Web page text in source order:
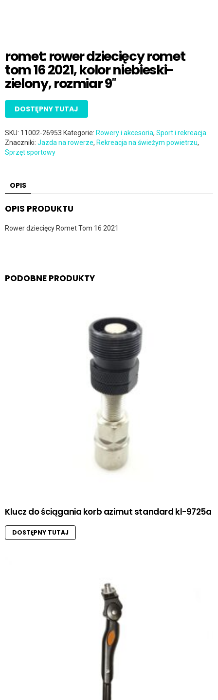
romet: rower dziecięcy romet
tom 16 2021, kolor niebieski-
zielony, rozmiar 9″
DOSTĘPNY TUTAJ
SKU: 11002-26953 Kategorie: Rowery i akcesoria, Sport i rekreacja
Znaczniki: Jazda na rowerze, Rekreacja na świeżym powietrzu,
Sprzęt sportowy
OPIS
OPIS PRODUKTU
Rower dziecięcy Romet Tom 16 2021
PODOBNE PRODUKTY
Klucz do ściągania korb azimut standard kl-9725a
DOSTĘPNY TUTAJ